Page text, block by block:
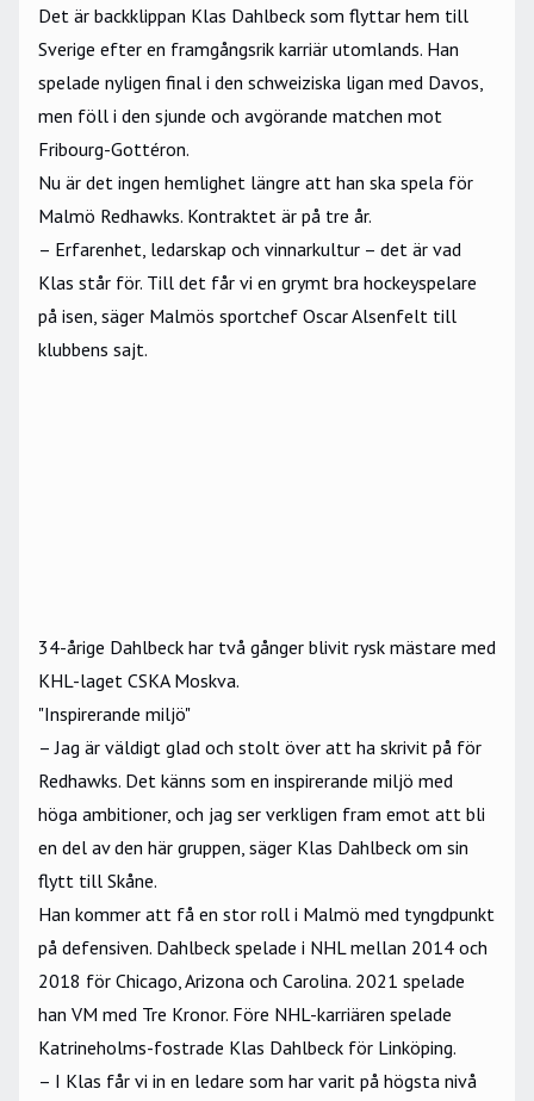
Det är backklippan Klas Dahlbeck som flyttar hem till
Sverige efter en framgångsrik karriär utomlands. Han
spelade nyligen final i den schweiziska ligan med Davos,
men föll i den sjunde och avgörande matchen mot
Fribourg-Gottéron.
Nu är det ingen hemlighet längre att han ska spela för
Malmö Redhawks. Kontraktet är på tre år.
– Erfarenhet, ledarskap och vinnarkultur – det är vad
Klas står för. Till det får vi en grymt bra hockeyspelare
på isen, säger Malmös sportchef Oscar Alsenfelt till
klubbens sajt.
34-årige Dahlbeck har två gånger blivit rysk mästare med
KHL-laget CSKA Moskva.
"Inspirerande miljö"
– Jag är väldigt glad och stolt över att ha skrivit på för
Redhawks. Det känns som en inspirerande miljö med
höga ambitioner, och jag ser verkligen fram emot att bli
en del av den här gruppen, säger Klas Dahlbeck om sin
flytt till Skåne.
Han kommer att få en stor roll i Malmö med tyngdpunkt
på defensiven. Dahlbeck spelade i NHL mellan 2014 och
2018 för Chicago, Arizona och Carolina. 2021 spelade
han VM med Tre Kronor. Före NHL-karriären spelade
Katrineholms-fostrade Klas Dahlbeck för Linköping.
– I Klas får vi in en ledare som har varit på högsta nivå